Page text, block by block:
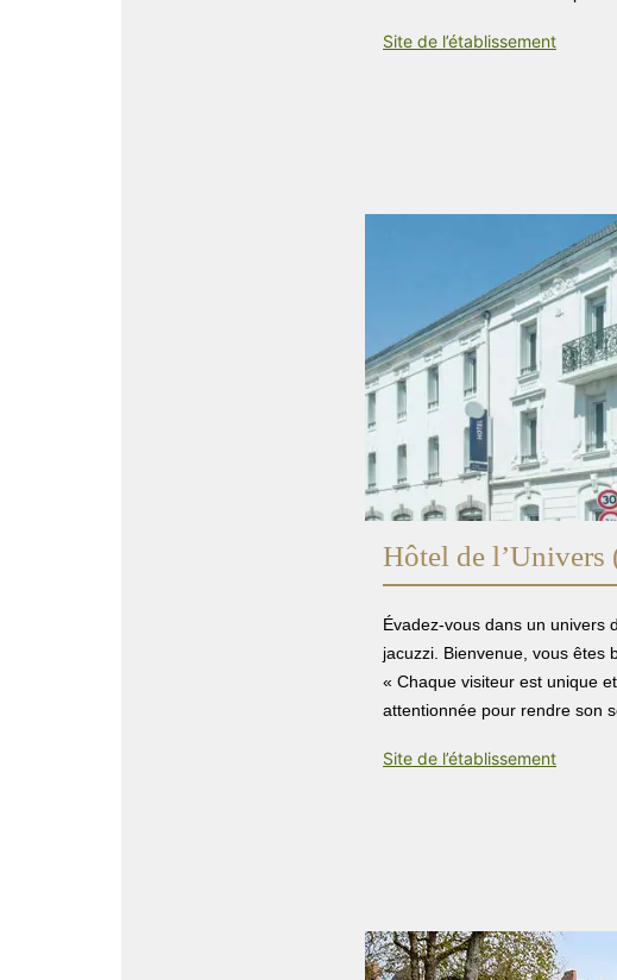
Site de l’établissement
Hôtel de
Évadez-vous dans un univers
jacuzzi. Bienvenue, vous êtes
« Chaque visiteur est unique
attentionnée pour rendre son
Site de l’établissement